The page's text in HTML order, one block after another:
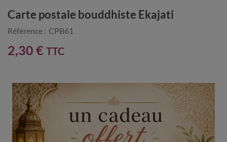
Carte postale bouddhiste Ekajati
Référence : CPB61
2,30 € TTC